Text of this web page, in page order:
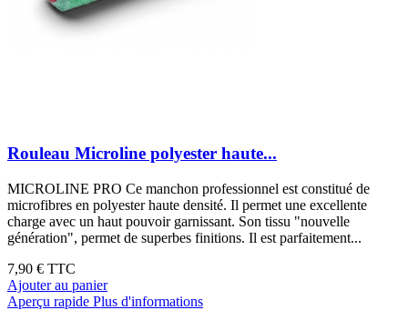
Rouleau Microline polyester haute...
MICROLINE PRO Ce manchon professionnel est constitué de
microfibres en polyester haute densité. Il permet une excellente
charge avec un haut pouvoir garnissant. Son tissu "nouvelle
génération", permet de superbes finitions. Il est parfaitement...
7,90 € TTC
Ajouter au panier
Aperçu rapide Plus d'informations